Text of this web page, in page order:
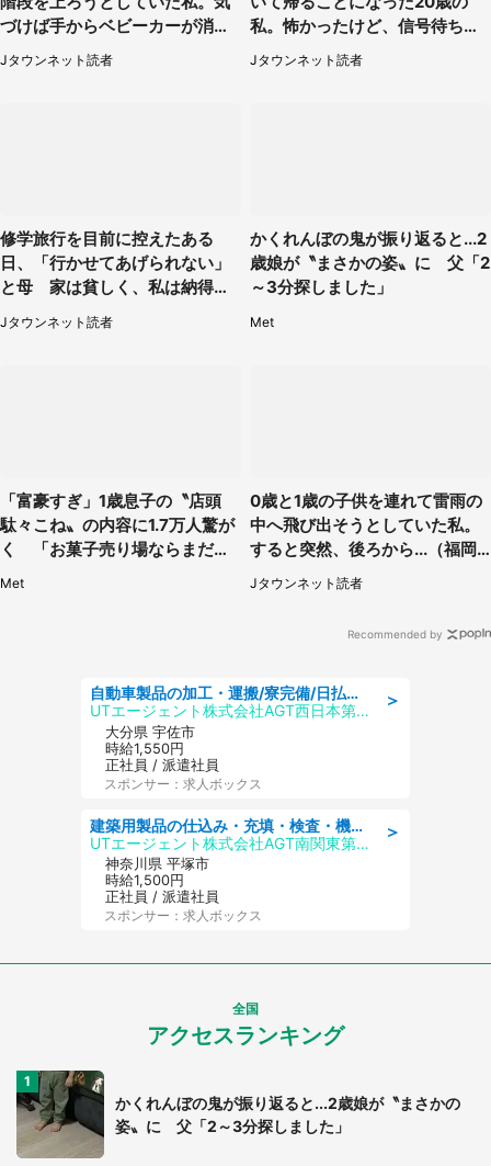
づけば手からベビーカーが消え
ていて（神奈川県・60代女性）
Jタウンネット読者
私。怖かったけど、信号待ちの
車に道を尋ねたら...」（埼玉
県・60代女性）
Jタウンネット読者
修学旅行を目前に控えたある
日、「行かせてあげられない」
と母 家は貧しく、私は納得し
たけれど...（北海道・70代以上
女性）
Jタウンネット読者
かくれんぼの鬼が振り返ると...2
歳娘が〝まさかの姿〟に 父「2
～3分探しました」
Met
「富豪すぎ」1歳息子の〝店頭
駄々こね〟の内容に1.7万人驚が
く 「お菓子売り場ならまだし
Met
0歳と1歳の子供を連れて雷雨の
中へ飛び出そうとしていた私。
すると突然、後ろから...（福岡
県・30代女性）
Jタウンネット読者
Recommended by
＞
自動車製品の加工・運搬/寮完備/日払い/工場・製造
UTエージェント株式会社AGT西日本第二CU
大分県 宇佐市
時給1,550円
正社員 / 派遣社員
スポンサー：求人ボックス
＞
建築用製品の仕込み・充填・検査・機械操作/寮完備/日払い/工場・製造
UTエージェント株式会社AGT南関東第二CU
神奈川県 平塚市
時給1,500円
正社員 / 派遣社員
スポンサー：求人ボックス
全国
アクセスランキング
かくれんぼの鬼が振り返ると...2歳娘が〝まさかの
姿〟に 父「2～3分探しました」